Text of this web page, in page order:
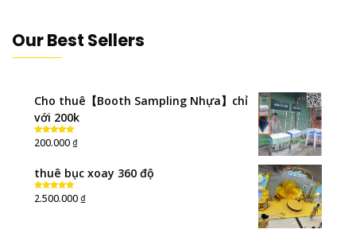
Our Best Sellers
Cho thuê【Booth Sampling Nhựa】chỉ
với 200k
Rated5.00
out of 5
200.000₫
thuê bục xoay 360 độ
Rated5.00
out of 5
2.500.000₫